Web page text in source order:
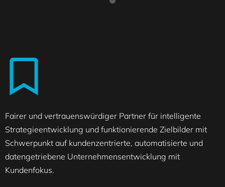
Fairer und vertrauenswürdiger Partner für intelligente
Strategieentwicklung und funktionierende Zielbilder mit
Schwerpunkt auf kundenzentrierte, automatisierte und
datengetriebene Unternehmensentwicklung mit
Kundenfokus.